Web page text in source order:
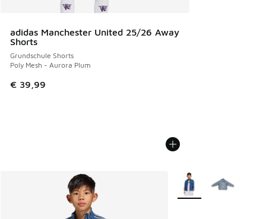
adidas Manchester United 25/26 Away
Shorts
Grundschule Shorts
Poly Mesh - Aurora Plum
€ 39,99
Weitere Farben